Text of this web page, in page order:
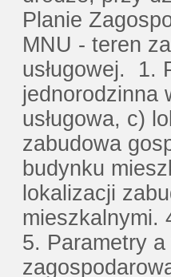
Planie
MNU - teren
usługowej. 1.
jednorodzinna
usługowa, c)
zabudowa
budynku
lokalizacji
mieszkalnymi.
5. Parametry